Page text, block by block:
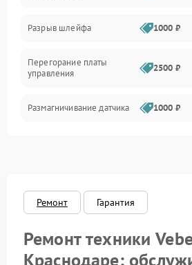
Разрыв шлейфа 1000 ₽
Перегорание платы
управления
2500 ₽
Размагничивание датчика 1000 ₽
цветов дисплея
Разрядка аккумулятора за
коркое время
1000 ₽
Ремонт Гарантия
Ремонт техники
Краснодаре: